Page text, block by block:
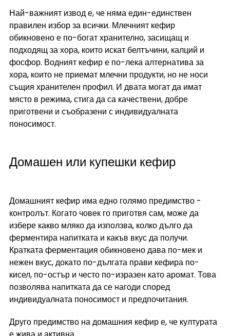
Най-важният извод е, че няма един-единствен
правилен избор за всички. Млечният кефир
обикновено е по-богат хранително, засищащ и
подходящ за хора, които искат белтъчини, калций и
фосфор. Водният кефир е по-лека алтернатива за
хора, които не приемат млечни продукти, но не носи
същия хранителен профил. И двата могат да имат
място в режима, стига да са качествени, добре
приготвени и съобразени с индивидуалната
поносимост.
Домашен или купешки кефир
Домашният кефир има едно голямо предимство -
контролът. Когато човек го приготвя сам, може да
избере какво мляко да използва, колко дълго да
ферментира напитката и какъв вкус да получи.
Кратката ферментация обикновено дава по-мек и
нежен вкус, докато по-дългата прави кефира по-
кисел, по-остър и често по-изразен като аромат. Това
позволява напитката да се нагоди според
индивидуалната поносимост и предпочитания.
Друго предимство на домашния кефир е, че културата